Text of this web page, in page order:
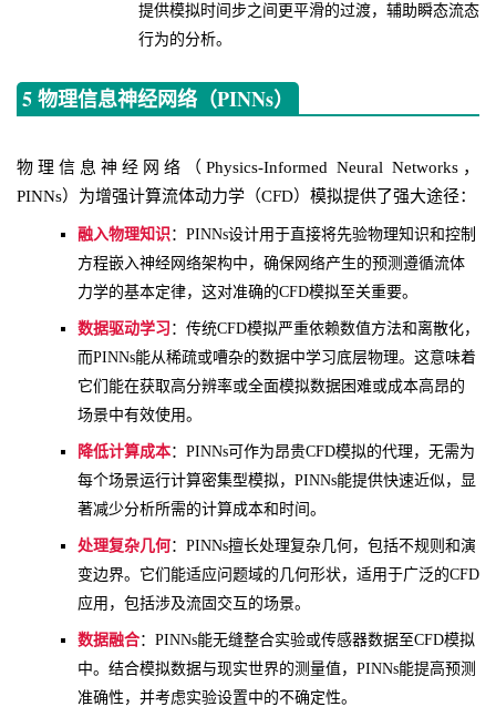
提供模拟时间步之间更平滑的过渡，辅助瞬态流态
行为的分析。
5 物理信息神经网络（PINNs）
物理信息神经网络（Physics-Informed Neural Networks，
PINNs）为增强计算流体动力学（CFD）模拟提供了强大途径：
融入物理知识 ：PINNs设计用于直接将先验物理知识和控制
方程嵌入神经网络架构中，确保网络产生的预测遵循流体
力学的基本定律，这对准确的CFD模拟至关重要。
数据驱动学习 ：传统CFD模拟严重依赖数值方法和离散化，
而PINNs能从稀疏或嘈杂的数据中学习底层物理。这意味着
它们能在获取高分辨率或全面模拟数据困难或成本高昂的
场景中有效使用。
降低计算成本：PINNs可作为昂贵CFD模拟的代理，无需为
每个场景运行计算密集型模拟，PINNs能提供快速近似，显
著减少分析所需的计算成本和时间。
处理复杂几何：PINNs擅长处理复杂几何，包括不规则和演
变边界。它们能适应问题域的几何形状，适用于广泛的CFD
应用，包括涉及流固交互的场景。
数据融合：PINNs能无缝整合实验或传感器数据至CFD模拟
中。结合模拟数据与现实世界的测量值，PINNs能提高预测
准确性，并考虑实验设置中的不确定性。